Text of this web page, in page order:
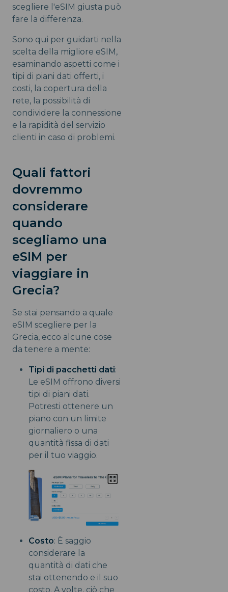
scegliere l'eSIM giusta può
fare la differenza.
Sono qui per guidarti nella
scelta della migliore eSIM,
esaminando aspetti come i
tipi di piani dati offerti, i
costi, la copertura della
rete, la possibilità di
condividere la connessione
e la rapidità del servizio
clienti in caso di problemi.
Quali fattori
dovremmo
considerare
quando
scegliamo una
eSIM per
viaggiare in
Grecia?
Se stai pensando a quale
eSIM scegliere per la
Grecia, ecco alcune cose
da tenere a mente:
Tipi di pacchetti dati:
Le eSIM offrono diversi
tipi di piani dati.
Potresti ottenere un
piano con un limite
giornaliero o una
quantità fissa di dati
per il tuo viaggio.
Costo: È saggio
considerare la
quantità di dati che
stai ottenendo e il suo
costo. A volte, ciò che